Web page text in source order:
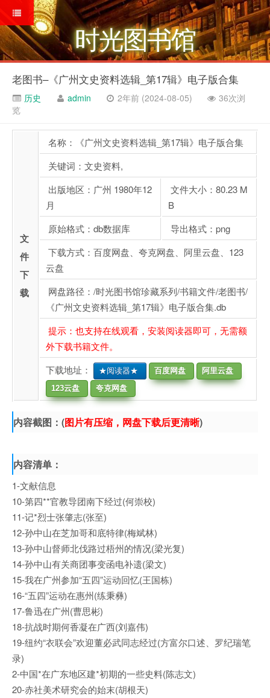
时光图书馆
老图书–《广州文史资料选辑_第17辑》电子版合集
历史 admin 2年前 (2024-08-05)
36次浏
览
文
件
下
载
名称：《广州文史资料选辑_第17辑》电子版合集
关键词：文史资料,
出版地区：广州 1980年12
月
文件大小：80.23 M
B
原始格式：db数据库
导出格式：png
下载方式：百度网盘、夸克网盘、阿里云盘、123
云盘
网盘路径：/时光图书馆珍藏系列/书籍文件/老图书/
《广州文史资料选辑_第17辑》电子版合集.db
提示：也支持在线观看，安装阅读器即可，无需额
外下载书籍文件。
下载地址：
★阅读器★ 百度网盘
阿里云盘
123云盘
夸克网盘
内容截图：(图片有压缩，网盘下载后更清晰)
内容清单：
1-文献信息
10-第四**官教导团南下经过(何崇校)
11-记*烈士张肇志(张至)
12-孙中山在芝加哥和底特律(梅斌林)
13-孙中山督师北伐路过梧州的情况(梁光复)
14-孙中山有关商团事变函电补遗(梁文)
15-我在广州参加“五四”运动回忆(王国栋)
16-“五四”运动在惠州(练秉彝)
17-鲁迅在广州(曹思彬)
18-抗战时期何香凝在广西(刘嘉伟)
19-纽约“衣联会”欢迎董必武同志经过(方富尔口述、罗纪瑞笔
录)
2-中国*在广东地区建*初期的一些史料(陈志文)
20-赤社美术研究会的始末(胡根天)